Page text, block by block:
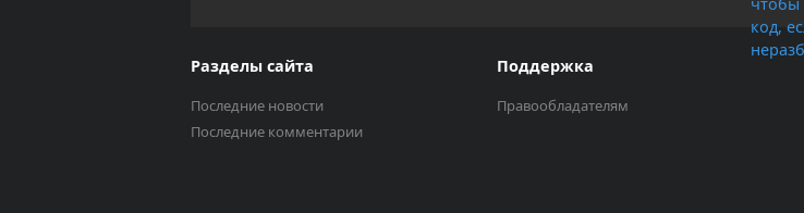
Разделы сайта
Последние новости
Последние комментарии
Поддержка
Правообладателям